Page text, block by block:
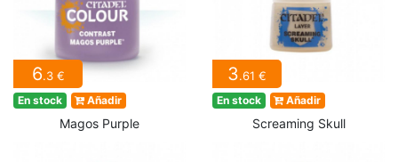
6.3 €
En stock Añadir
Magos Purple
3.61 €
En stock Añadir
Screaming Skull